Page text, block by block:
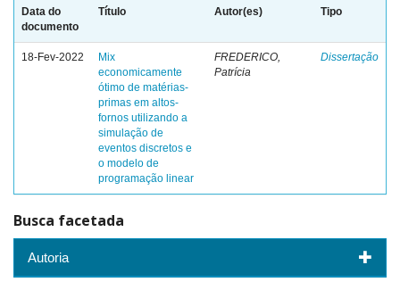
Data do
documento
Título Autor(es) Tipo
18-Fev-2022
Mix
economicamente
ótimo de matérias-
primas em altos-
fornos utilizando a
simulação de
eventos discretos e
o modelo de
programação linear
FREDERICO,
Patrícia
Dissertação
Busca facetada
Autoria